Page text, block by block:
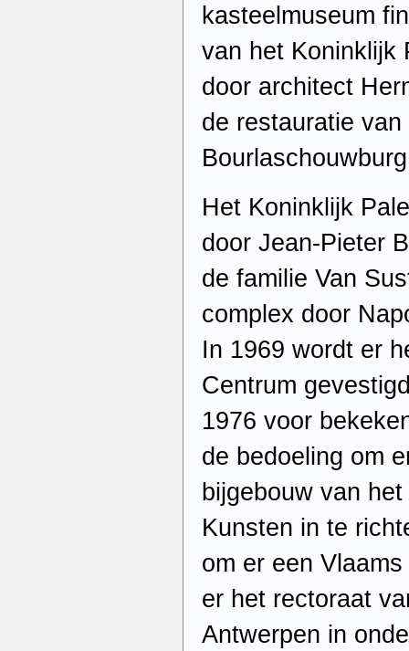
kasteelmuseum
van het Koninklijk
door architect
de restauratie
Het Koninklijk
door Jean-Pieter
de familie Van
complex door
In 1969 wordt er
Centrum
1976 voor
de bedoeling om
bijgebouw van
Kunsten in te
om er een
er het rectoraat
Antwerpen in